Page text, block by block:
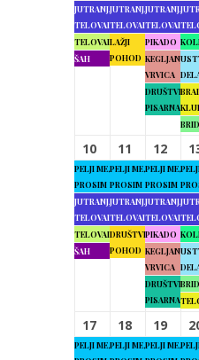
JUTRANJA
TELOVADBA
TELOVADBA
ŠAH
JUTRANJA
TELOVADBA
LAŽJI
POHOD
JUTRANJA
TELOVADBA
PIKADO
KEGLJANJE
VRVICA
DRUŠTVENA
PISARNA
10
PELJI ME,
PROSIM
JUTRANJA
TELOVADBA
TELOVADBA
ŠAH
11
PELJI ME,
PROSIM
JUTRANJA
TELOVADBA
DRUŠTVENI
POHOD
12
PELJI ME,
PROSIM
JUTRANJA
TELOVADBA
PIKADO
KEGLJANJE
VRVICA
DRUŠTVENA
PISARNA
17
PELJI ME,
18
PELJI ME,
19
PELJI ME,